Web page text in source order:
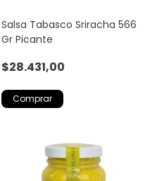
Salsa Tabasco Sriracha 566
Gr Picante
$28.431,00